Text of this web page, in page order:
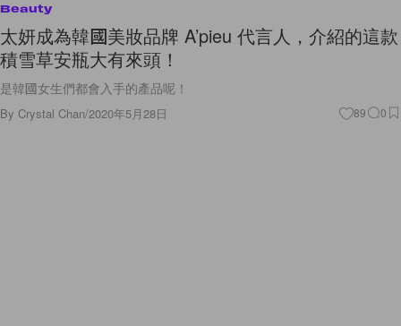
Beauty
太妍成為韓國美妝品牌 A’pieu 代言人，介紹的這款
積雪草安瓶大有來頭！
是韓國女生們都會入手的產品呢！
By Crystal Chan/2020年5月28日 89 0